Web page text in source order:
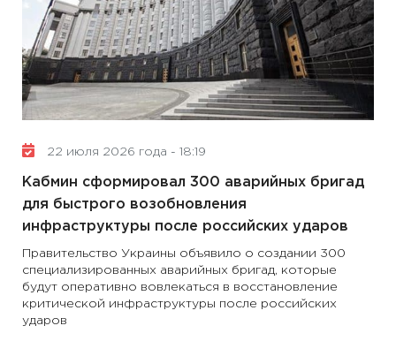
22 июля 2026 года - 18:19
Кабмин сформировал 300 аварийных бригад
для быстрого возобновления
инфраструктуры после российских ударов
Правительство Украины объявило о создании 300
специализированных аварийных бригад, которые
будут оперативно вовлекаться в восстановление
критической инфраструктуры после российских
ударов